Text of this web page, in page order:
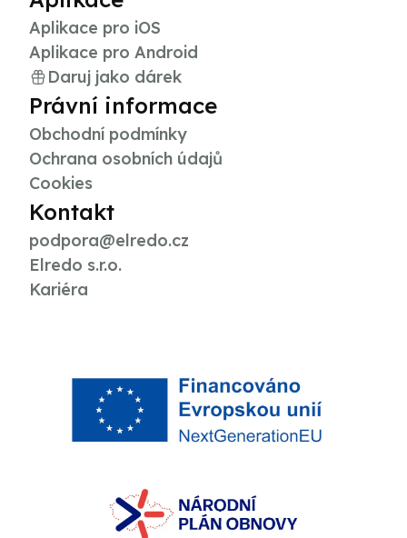
Aplikace pro iOS
Aplikace pro Android
Daruj jako dárek
Právní informace
Obchodní podmínky
Ochrana osobních údajů
Cookies
Kontakt
podpora@elredo.cz
Elredo s.r.o.
Kariéra